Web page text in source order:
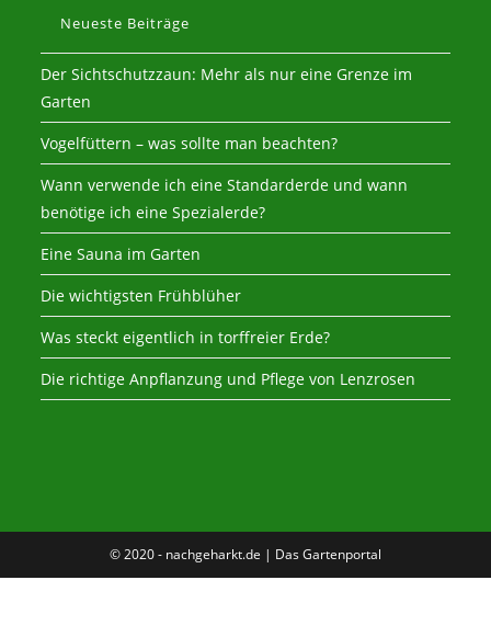
Neueste Beiträge
Der Sichtschutzzaun: Mehr als nur eine Grenze im
Garten
Vogelfüttern – was sollte man beachten?
Wann verwende ich eine Standarderde und wann
benötige ich eine Spezialerde?
Eine Sauna im Garten
Die wichtigsten Frühblüher
Was steckt eigentlich in torffreier Erde?
Die richtige Anpflanzung und Pflege von Lenzrosen
© 2020 - nachgeharkt.de | Das Gartenportal